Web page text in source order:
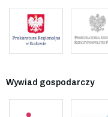
Wywiad gospodarczy